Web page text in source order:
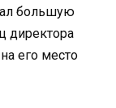
большую
директора
его место